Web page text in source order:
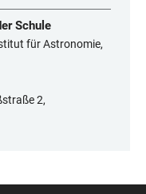
Schule
für Astronomie,
2,